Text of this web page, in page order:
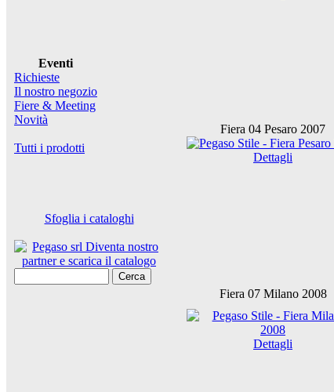
Eventi
Richieste
Il nostro negozio
Fiere & Meeting
Novità
Tutti i prodotti
Sfoglia i cataloghi
Cerca
Fiera 04 Pesaro 2007
Dettagli
Fiera 07 Milano 2008
Dettagli